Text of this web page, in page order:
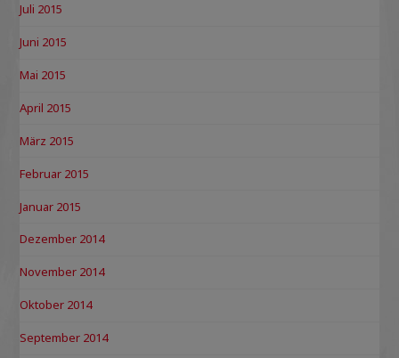
Juli 2015
Juni 2015
Mai 2015
April 2015
März 2015
Februar 2015
Januar 2015
Dezember 2014
November 2014
Oktober 2014
September 2014